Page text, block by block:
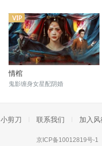
情棺
鬼影缠身女星配阴婚
小剪刀 联系我们 加入风
京ICP备10012819号-1